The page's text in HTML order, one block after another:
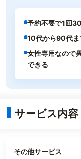
予約不要で1回
10代から90代ま
女性専用なので
できる
サービス内容
その他サービス